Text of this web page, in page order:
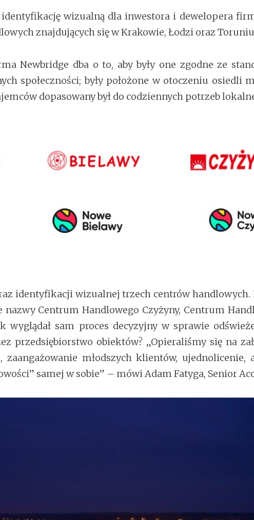
identyfikację wizualną dla inwestora i dewelopera
znajdujących się w Krakowie, Łodzi oraz
Newbridge dba o to, aby były one zgodne ze
społeczności; były położone w otoczeniu osiedli
dopasowany był do codziennych potrzeb
identyfikacji wizualnej trzech centrów handlowych.
Centrum Handlowego Czyżyny, Centrum
wyglądał sam proces decyzyjny w sprawie
przedsiębiorstwo obiektów? „Opieraliśmy się na
młodszych klientów, ujednolicenie,
samej w sobie” – mówi Adam Fatyga, Senior